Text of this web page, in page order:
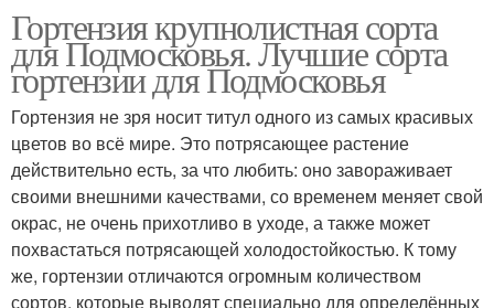
Гортензия крупнолистная сорта
для Подмосковья. Лучшие сорта
гортензии для Подмосковья
Гортензия не зря носит титул одного из самых красивых
цветов во всё мире. Это потрясающее растение
действительно есть, за что любить: оно завораживает
своими внешними качествами, со временем меняет свой
окрас, не очень прихотливо в уходе, а также может
похвастаться потрясающей холодостойкостью. К тому
же, гортензии отличаются огромным количеством
сортов, которые выводят специально для определённых